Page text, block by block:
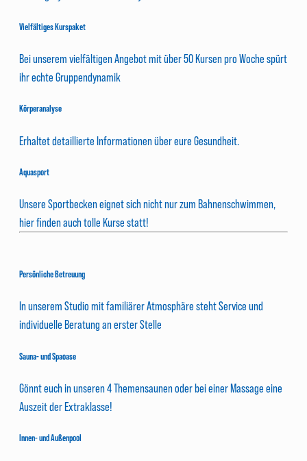
Vielfältiges Kurspaket
Bei unserem vielfältigen Angebot mit über 50 Kursen pro Woche spürt
ihr echte Gruppendynamik
Körperanalyse
Erhaltet detaillierte Informationen über eure Gesundheit.
Aquasport
Unsere Sportbecken eignet sich nicht nur zum Bahnenschwimmen,
hier finden auch tolle Kurse statt!
Persönliche Betreuung
In unserem Studio mit familiärer Atmosphäre steht Service und
individuelle Beratung an erster Stelle
Sauna- und Spaoase
Gönnt euch in unseren 4 Themensaunen oder bei einer Massage eine
Auszeit der Extraklasse!
Innen- und Außenpool